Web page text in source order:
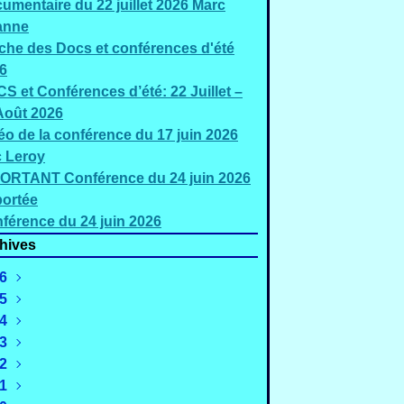
du 22 juillet 2026 Marc
des Docs et conférences d'été
et Conférences d’été: 22 Juillet –
2026
de la conférence du 17 juin 2026
Leroy
Conférence du 24 juin 2026
du 24 juin 2026
(2)